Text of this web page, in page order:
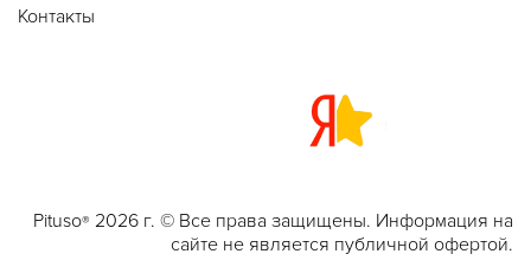
Контакты
Pituso® 2026 г. © Все права защищены. Информация на
сайте не является публичной офертой.